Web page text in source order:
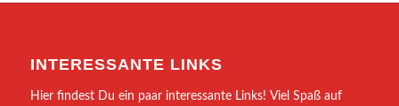
INTERESSANTE LINKS
Hier findest Du ein paar interessante Links! Viel Spaß auf